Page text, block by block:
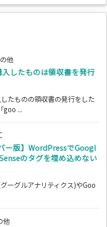
他
したものは領収書を発行
たものの領収書の発行をした
goo ...
ー版】WordPressでGoogl
のタグを埋め込めない
ーグルアナリティクス)やGoo
他